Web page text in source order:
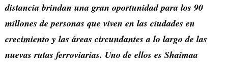
distancia brindan una gran oportunidad para los 90
millones de personas que viven en las ciudades en
crecimiento y las áreas circundantes a lo largo de las
nuevas rutas ferroviarias. Uno de ellos es Shaimaa